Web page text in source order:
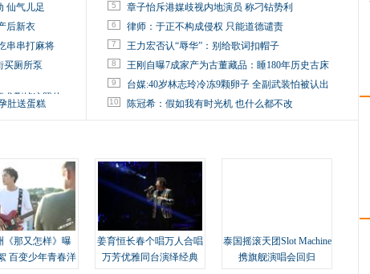
仙气儿足
后新衣
串串打麻将
买厕所泵
删掉这照片
肚送蛋糕
5 章子怡斥港媒歧视内地演员 称刁钻势利
6 律师：于正不构成侵权 只能道德谴责
7 王力宏否认“辱华”：别给歌词扣帽子
8 王刚自曝7成家产为古董藏品：睡180年历史古床
9 台媒:40岁林志玲冷冻9颗卵子 全副武装怕被认出
10 陈冠希：假如我有时光机 也什么都不改
《那又怎样》曝
百变少年青春洋
姜育恒长春个唱万人合唱
万芳优雅同台演绎经典
泰国摇滚天团Slot Machine
携旗舰演唱会回归